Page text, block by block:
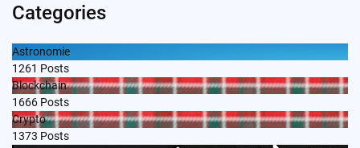
Categories
Astronomie
1261 Posts
Blockchain
1666 Posts
Crypto
1373 Posts